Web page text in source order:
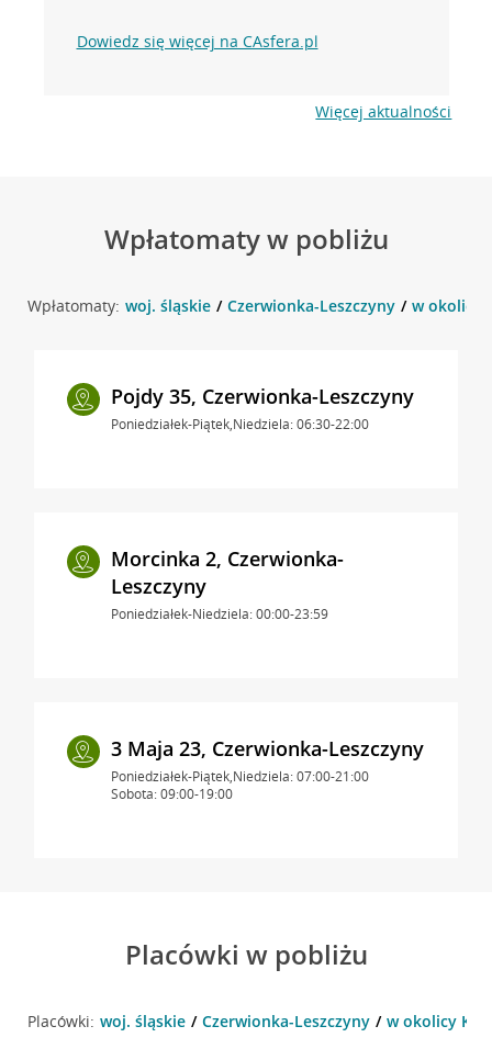
Dowiedz się więcej na CAsfera.pl
Więcej aktualności
Wpłatomaty w pobliżu
Wpłatomaty: woj. śląskie Czerwionka-Leszczyny w okolicy
Pojdy 35, Czerwionka-Leszczyny
Poniedziałek-Piątek,Niedziela: 06:30-22:00
Morcinka 2, Czerwionka-
Leszczyny
Poniedziałek-Niedziela: 00:00-23:59
3 Maja 23, Czerwionka-Leszczyny
Poniedziałek-Piątek,Niedziela: 07:00-21:00
Sobota: 09:00-19:00
Placówki w pobliżu
Placówki: woj. śląskie Czerwionka-Leszczyny w okolicy